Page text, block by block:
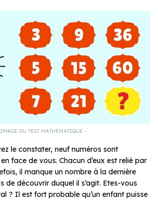
IMAGE DU TEST MATHÉMATIQUE –
le constater, neuf numéros sont
face de vous. Chacun d’eux est relié par
il manque un nombre à la dernière
de découvrir duquel il s’agit. Etes-vous
? Il est fort probable qu’un enfant puisse